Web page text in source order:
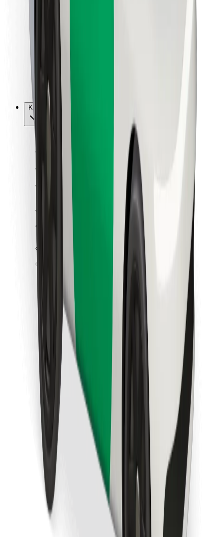
Vairuotojams
„Bolt Food“
Automobilių nuomos įmonių savininkams
Restoranams
„Bolt for Business“
Kita
Paslaugų teikėjai
Saugumas
Automobilis atvyks per kelias minutes!
Atsisiųsti programėlę „Bolt“
Raskite savo mėgstamą maistą!
Atsisiųsti programėlę „Bolt Food“